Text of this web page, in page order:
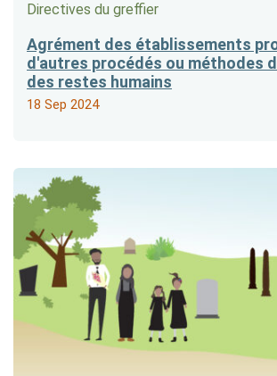
Directives du greffier
Agrément des établissements
d'autres procédés ou méthodes
des restes humains
18 Sep 2024